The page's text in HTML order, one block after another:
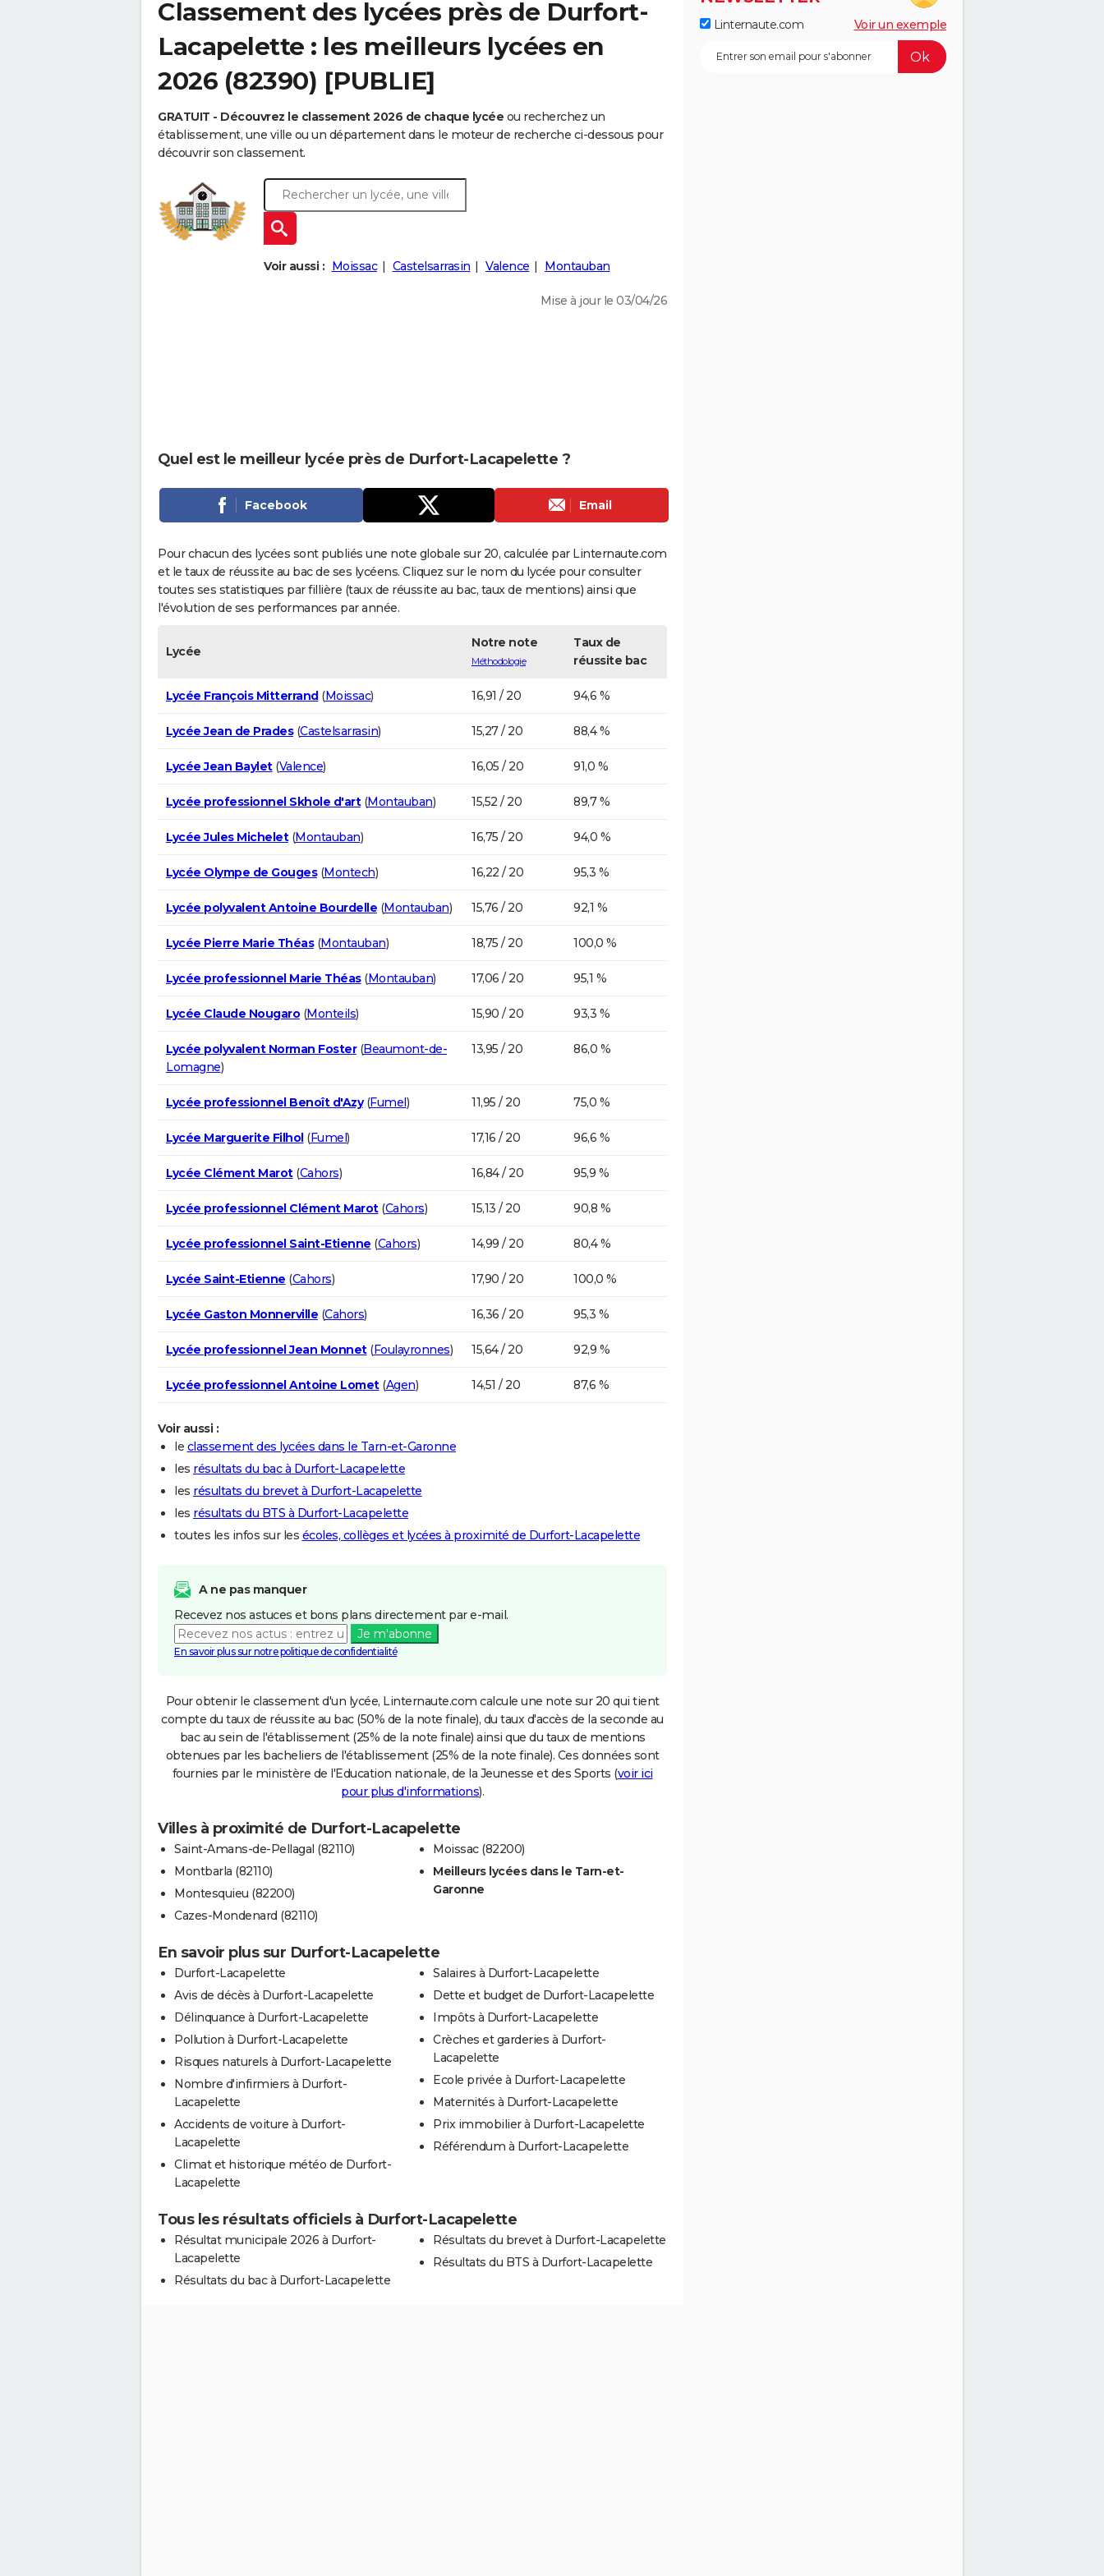
Classement des lycées près de Durfort-
Lacapelette : les meilleurs lycées en
2026 (82390) [PUBLIE]
GRATUIT - Découvrez le classement 2026 de chaque lycée ou recherchez un
établissement, une ville ou un département dans le moteur de recherche ci-dessous pour
découvrir son classement.
Voir aussi : Moissac Castelsarrasin Valence Montauban
Mise à jour le 03/04/26
Quel est le meilleur lycée près de Durfort-Lacapelette ?
Facebook Email
Pour chacun des lycées sont publiés une note globale sur 20, calculée par Linternaute.com
et le taux de réussite au bac de ses lycéens. Cliquez sur le nom du lycée pour consulter
toutes ses statistiques par fillière (taux de réussite au bac, taux de mentions) ainsi que
l'évolution de ses performances par année.
Lycée
Notre note
Méthodologie
Taux de
réussite bac
Lycée François Mitterrand(Moissac) 16,91 / 20 94,6 %
Lycée Jean de Prades(Castelsarrasin) 15,27 / 20 88,4 %
Lycée Jean Baylet(Valence) 16,05 / 20 91,0 %
Lycée professionnel Skhole d'art(Montauban) 15,52 / 20 89,7 %
Lycée Jules Michelet(Montauban) 16,75 / 20 94,0 %
Lycée Olympe de Gouges(Montech) 16,22 / 20 95,3 %
Lycée polyvalent Antoine Bourdelle (Montauban) 15,76 / 20 92,1 %
Lycée Pierre Marie Théas(Montauban) 18,75 / 20 100,0 %
Lycée professionnel Marie Théas(Montauban) 17,06 / 20 95,1 %
Lycée Claude Nougaro (Monteils) 15,90 / 20 93,3 %
Lycée polyvalent Norman Foster(Beaumont-de-
Lomagne)
13,95 / 20 86,0 %
Lycée professionnel Benoît d'Azy(Fumel) 11,95 / 20 75,0 %
Lycée Marguerite Filhol(Fumel) 17,16 / 20 96,6 %
Lycée Clément Marot(Cahors) 16,84 / 20 95,9 %
Lycée professionnel Clément Marot(Cahors) 15,13 / 20 90,8 %
Lycée professionnel Saint-Etienne (Cahors) 14,99 / 20 80,4 %
Lycée Saint-Etienne (Cahors) 17,90 / 20 100,0 %
Lycée Gaston Monnerville (Cahors) 16,36 / 20 95,3 %
Lycée professionnel Jean Monnet(Foulayronnes) 15,64 / 20 92,9 %
Lycée professionnel Antoine Lomet(Agen) 14,51 / 20 87,6 %
Voir aussi :
le classement des lycées dans le Tarn-et-Garonne
les résultats du bac à Durfort-Lacapelette
les résultats du brevet à Durfort-Lacapelette
les résultats du BTS à Durfort-Lacapelette
toutes les infos sur les écoles, collèges et lycées à proximité de Durfort-Lacapelette
A ne pas manquer
Recevez nos astuces et bons plans directement par e-mail.
Je m'abonne
En savoir plus sur notre politique de confidentialité
Pour obtenir le classement d'un lycée, Linternaute.com calcule une note sur 20 qui tient
compte du taux de réussite au bac (50% de la note finale), du taux d'accès de la seconde au
bac au sein de l'établissement (25% de la note finale) ainsi que du taux de mentions
obtenues par les bacheliers de l'établissement (25% de la note finale). Ces données sont
fournies par le ministère de l'Education nationale, de la Jeunesse et des Sports (voir ici
pour plus d'informations).
Villes à proximité de Durfort-Lacapelette
Saint-Amans-de-Pellagal (82110)
Montbarla (82110)
Montesquieu (82200)
Cazes-Mondenard (82110)
Moissac (82200)
Meilleurs lycées dans le Tarn-et-
Garonne
En savoir plus sur Durfort-Lacapelette
Durfort-Lacapelette
Avis de décès à Durfort-Lacapelette
Délinquance à Durfort-Lacapelette
Pollution à Durfort-Lacapelette
Risques naturels à Durfort-Lacapelette
Nombre d'infirmiers à Durfort-
Lacapelette
Accidents de voiture à Durfort-
Lacapelette
Climat et historique météo de Durfort-
Lacapelette
Salaires à Durfort-Lacapelette
Dette et budget de Durfort-Lacapelette
Impôts à Durfort-Lacapelette
Crèches et garderies à Durfort-
Lacapelette
Ecole privée à Durfort-Lacapelette
Maternités à Durfort-Lacapelette
Prix immobilier à Durfort-Lacapelette
Référendum à Durfort-Lacapelette
Tous les résultats officiels à Durfort-Lacapelette
Résultat municipale 2026 à Durfort-
Lacapelette
Résultats du bac à Durfort-Lacapelette
Résultats du brevet à Durfort-Lacapelette
Résultats du BTS à Durfort-Lacapelette
Linternaute.com Voir un exemple